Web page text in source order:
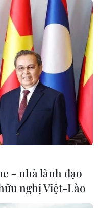
- nhà lãnh đạo
nghị Việt-Lào